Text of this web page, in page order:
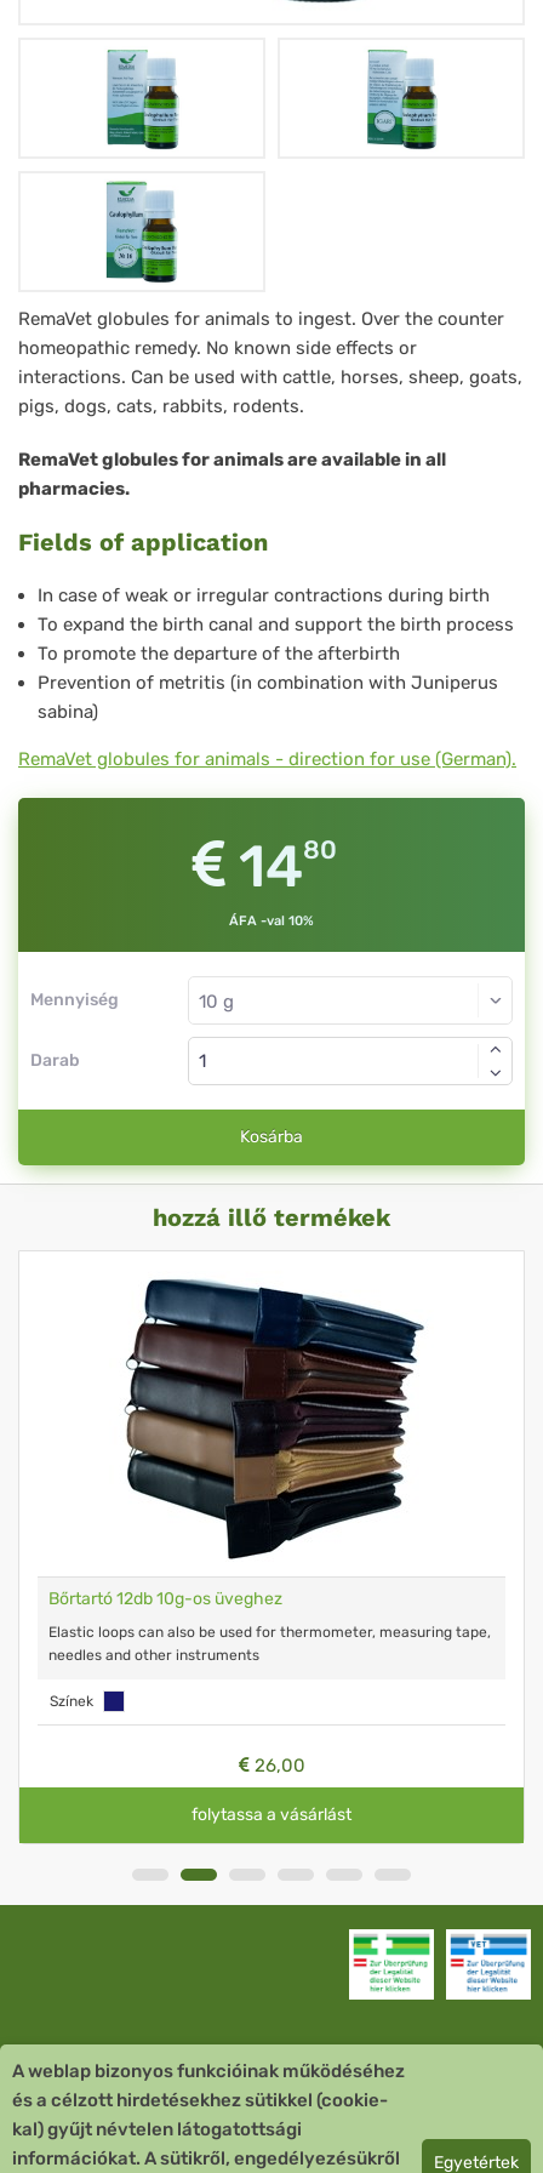
Caulophyllum
RemaVet
Globuli
Tiere
-
No.
16
RemaVet globules for animals to ingest. Over the counter
homeopathic remedy. No known side effects or
interactions. Can be used with cattle, horses, sheep, goats,
pigs, dogs, cats, rabbits, rodents.
RemaVet globules for animals are available in all
pharmacies.
Fields of application
In case of weak or irregular contractions during birth
To expand the birth canal and support the birth process
To promote the departure of the afterbirth
Prevention of metritis (in combination with Juniperus
sabina)
RemaVet globules for animals - direction for use (German).
1480
ÁFA -val 10%
Mennyiség
Darab
Kosárba
hozzá illő termékek
Bőrtartó 12db 10g-os üveghez
Elastic loops can also be used for thermometer, measuring tape,
needles and other instruments
Színek
26,00
folytassa a vásárlást
Vevőszolgálat
Quick Links
A weblap bizonyos funkcióinak működéséhez
és a célzott hirdetésekhez sütikkel (cookie-
kal) gyűjt névtelen látogatottsági
információkat. A sütikről, engedélyezésükről
Egyetértek